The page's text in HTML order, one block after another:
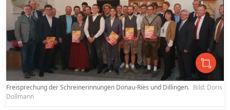
Freisprechung der Schreinerinnungen Donau-Ries und Dillingen. Bild: Doris
Dollmann